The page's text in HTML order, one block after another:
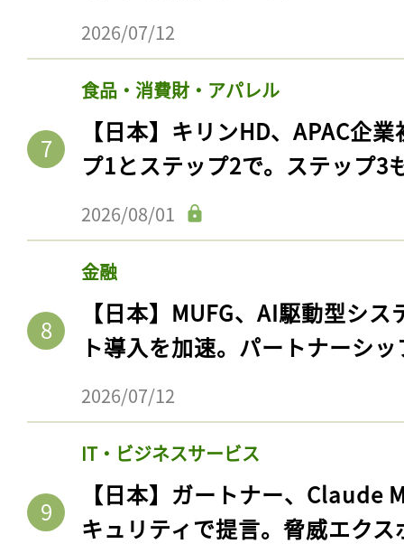
2026/07/12
食品・消費財・アパレル
【日本】キリンHD、APAC企
プ1とステップ2で。ステップ3
2026/08/01
金融
【日本】MUFG、AI駆動型シ
ト導入を加速。パートナーシ
2026/07/12
IT・ビジネスサービス
【日本】ガートナー、Claude
キュリティで提言。脅威エク